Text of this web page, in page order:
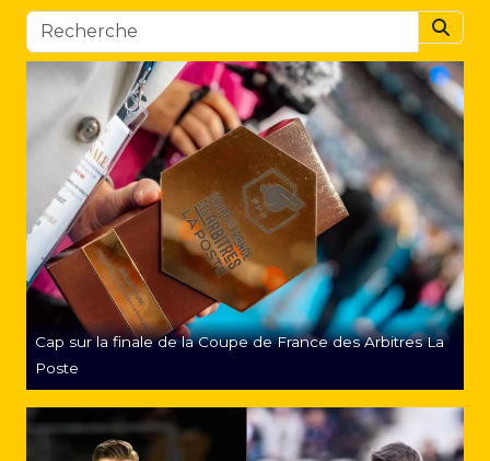
Cap sur la finale de la Coupe de France des Arbitres La
Poste